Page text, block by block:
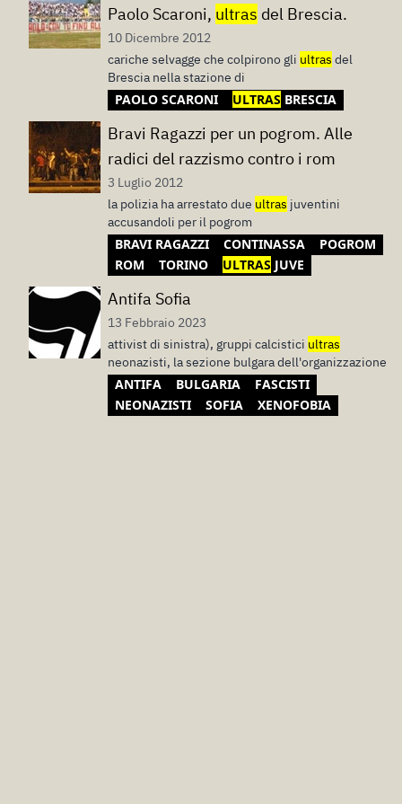
Paolo Scaroni, ultras del Brescia.
10 Dicembre 2012
cariche selvagge che colpirono gli ultras del
Brescia nella stazione di
PAOLO SCARONI ULTRAS BRESCIA
Bravi Ragazzi per un pogrom. Alle
radici del razzismo contro i rom
3 Luglio 2012
la polizia ha arrestato due ultras juventini
accusandoli per il pogrom
BRAVI RAGAZZI CONTINASSA
POGROM
ROM
TORINO ULTRAS JUVE
Antifa Sofia
13 Febbraio 2023
attivist di sinistra), gruppi calcistici ultras
neonazisti, la sezione bulgara dell'organizzazione
ANTIFA BULGARIA
FASCISTI
NEONAZISTI
SOFIA XENOFOBIA